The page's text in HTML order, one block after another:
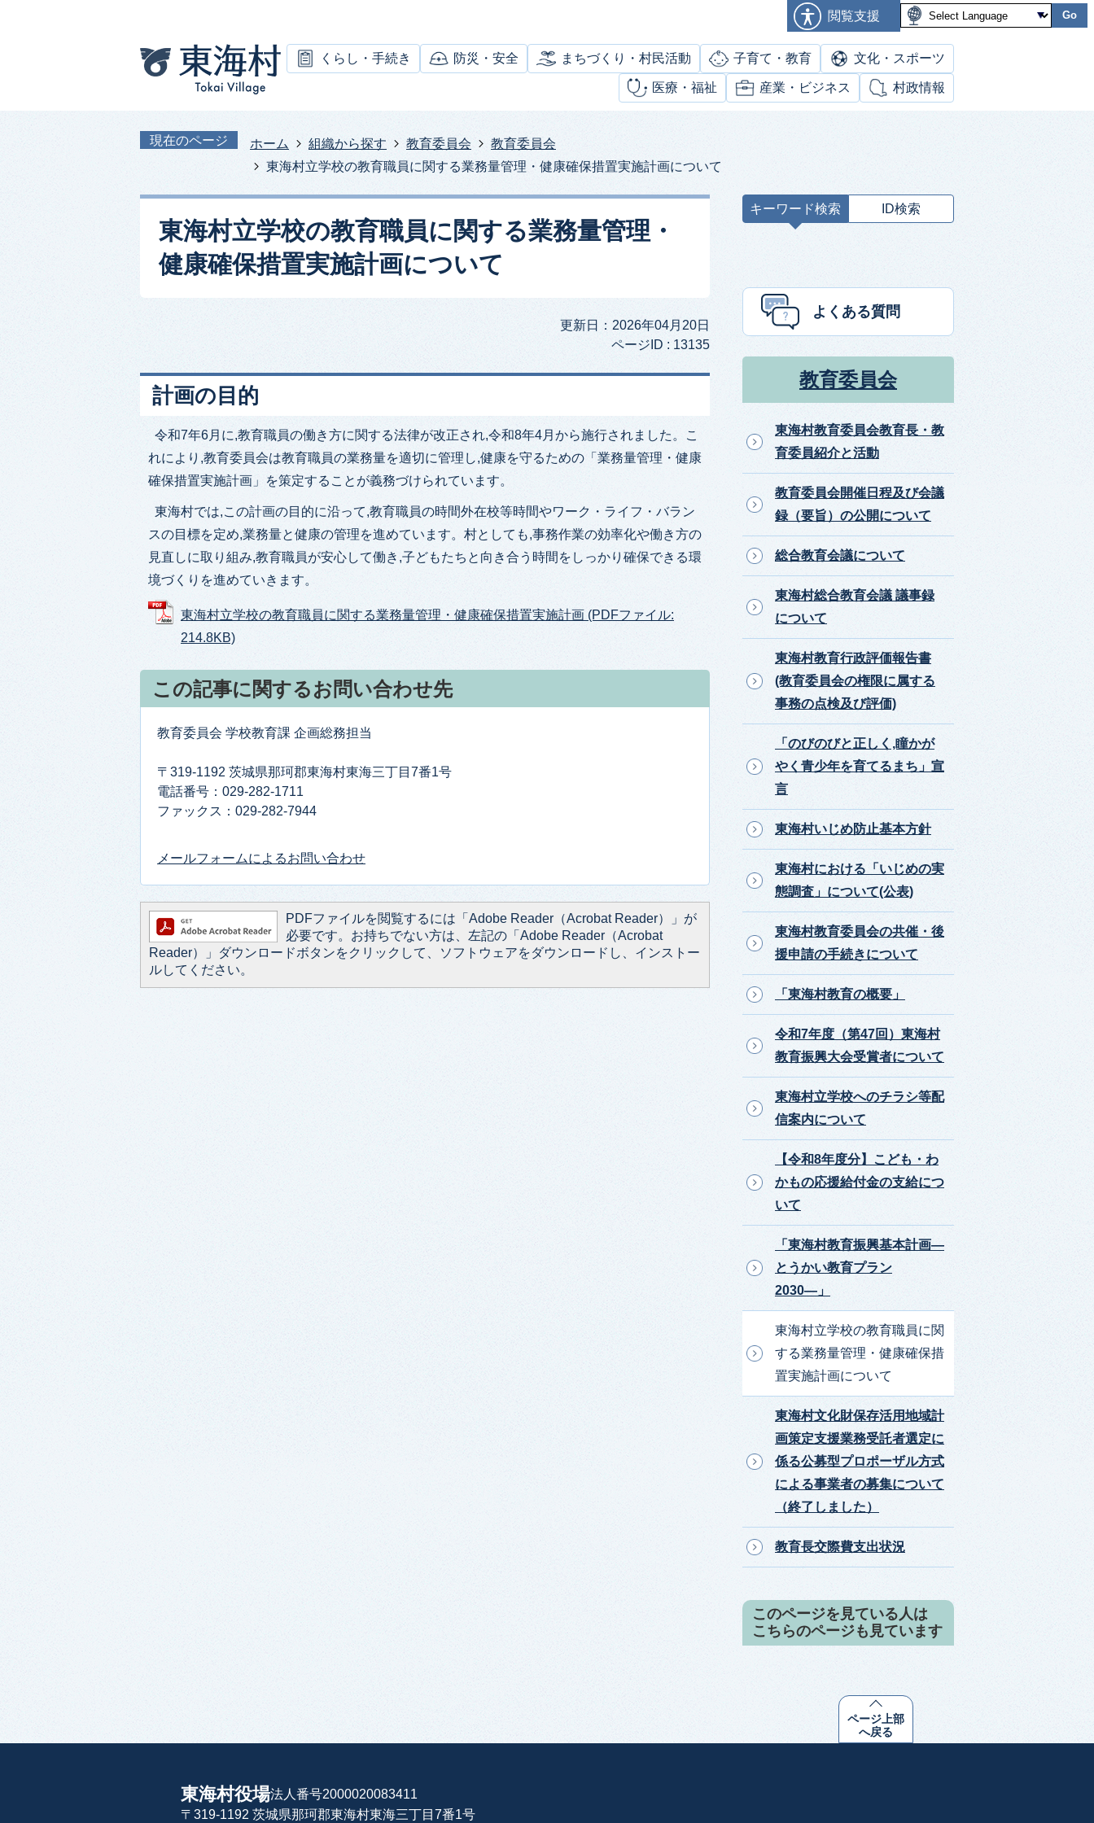
閲覧支援 Go
くらし・手続き 防災・安全 まちづくり・村民活動 子育て・教育 文化・スポーツ
医療・福祉 産業・ビジネス 村政情報
現在のページ ホーム 組織から探す 教育委員会
教育委員会
東海村立学校の教育職員に関する業務量管理・健康確保措置実施計画について
東海村立学校の教育職員に関する業務量管理・
健康確保措置実施計画について
更新日：2026年04月20日
ページID : 13135
計画の目的
令和7年6月に,教育職員の働き方に関する法律が改正され,令和8年4月から施行されました。こ
れにより,教育委員会は教育職員の業務量を適切に管理し,健康を守るための「業務量管理・健康
確保措置実施計画」を策定することが義務づけられています。
東海村では,この計画の目的に沿って,教育職員の時間外在校等時間やワーク・ライフ・バラン
スの目標を定め,業務量と健康の管理を進めています。村としても,事務作業の効率化や働き方の
見直しに取り組み,教育職員が安心して働き,子どもたちと向き合う時間をしっかり確保できる環
境づくりを進めていきます。
東海村立学校の教育職員に関する業務量管理・健康確保措置実施計画 (PDFファイル:
214.8KB)
この記事に関するお問い合わせ先
教育委員会 学校教育課 企画総務担当
〒319-1192 茨城県那珂郡東海村東海三丁目7番1号
電話番号：029-282-1711
ファックス：029-282-7944
メールフォームによるお問い合わせ
PDFファイルを閲覧するには「Adobe Reader（Acrobat Reader）」が
必要です。お持ちでない方は、左記の「Adobe Reader（Acrobat
Reader）」ダウンロードボタンをクリックして、ソフトウェアをダウンロードし、インストー
ルしてください。
キーワード検索 ID検索
ー
よくある質問
教育委員会
東海村教育委員会教育長・教
育委員紹介と活動
教育委員会開催日程及び会議
録（要旨）の公開について
総合教育会議について
東海村総合教育会議 議事録
について
東海村教育行政評価報告書
(教育委員会の権限に属する
事務の点検及び評価)
「のびのびと正しく,瞳かが
やく青少年を育てるまち」宣
言
東海村いじめ防止基本方針
東海村における「いじめの実
態調査」について(公表)
東海村教育委員会の共催・後
援申請の手続きについて
「東海村教育の概要」
令和7年度（第47回）東海村
教育振興大会受賞者について
東海村立学校へのチラシ等配
信案内について
【令和8年度分】こども・わ
かもの応援給付金の支給につ
いて
「東海村教育振興基本計画―
とうかい教育プラン
2030―」
東海村立学校の教育職員に関
する業務量管理・健康確保措
置実施計画について
東海村文化財保存活用地域計
画策定支援業務受託者選定に
係る公募型プロポーザル方式
による事業者の募集について
（終了しました）
教育長交際費支出状況
このページを見ている人は
こちらのページも見ています
ページ上部
へ戻る
東海村役場法人番号2000020083411
〒319-1192 茨城県那珂郡東海村東海三丁目7番1号